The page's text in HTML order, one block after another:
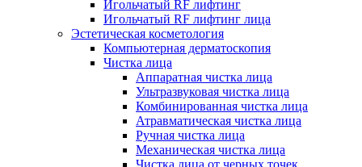
Игольчатый RF лифтинг
Игольчатый RF лифтинг лица
Эстетическая косметология
Компьютерная дерматоскопия
Чистка лица
Аппаратная чистка лица
Ультразвуковая чистка лица
Комбинированная чистка лица
Атравматическая чистка лица
Ручная чистка лица
Механическая чистка лица
Чистка лица от черных точек